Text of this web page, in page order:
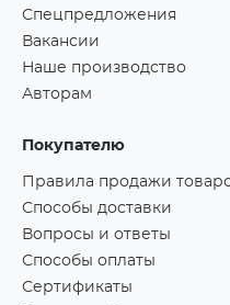
Спецпредложения
Вакансии
Наше производство
Авторам
Покупателю
Правила продажи
Способы доставки
Вопросы и ответы
Способы оплаты
Сертификаты